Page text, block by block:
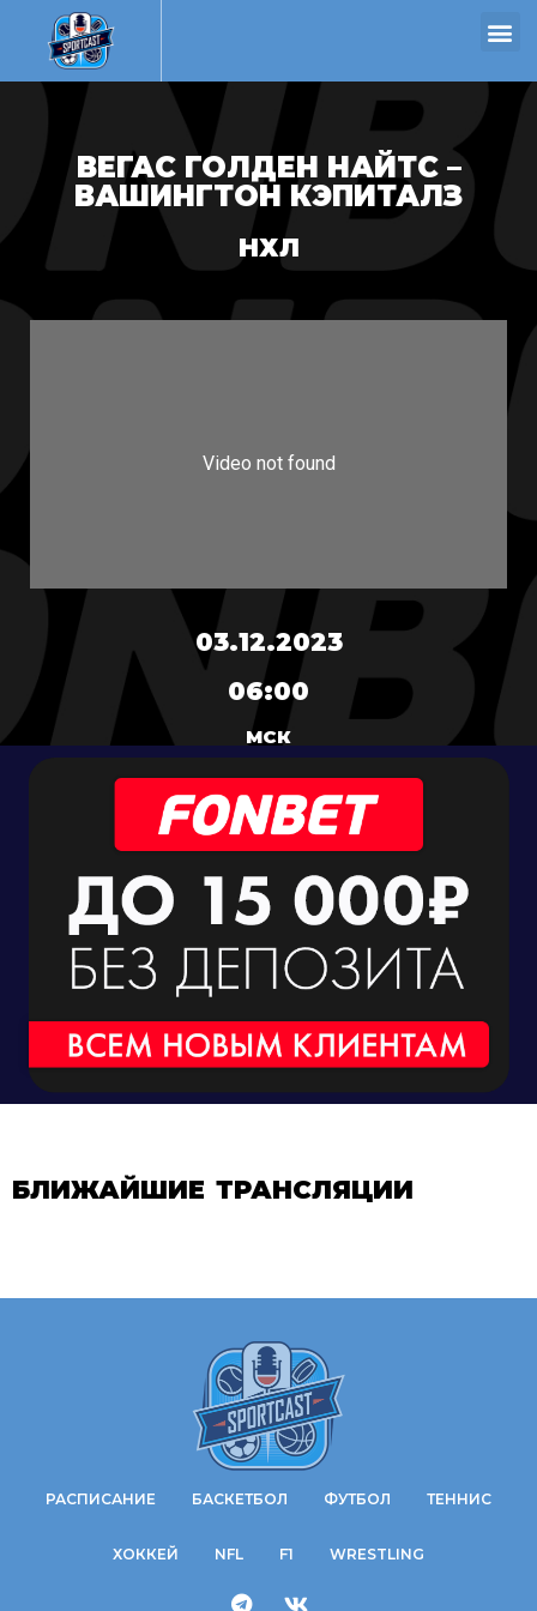
ВЕГАС ГОЛДЕН НАЙТС –
ВАШИНГТОН КЭПИТАЛЗ
НХЛ
03.12.2023
06:00
МСК
БЛИЖАЙШИЕ ТРАНСЛЯЦИИ
РАСПИСАНИЕ БАСКЕТБОЛ ФУТБОЛ ТЕННИС
ХОККЕЙ NFL F1 WRESTLING